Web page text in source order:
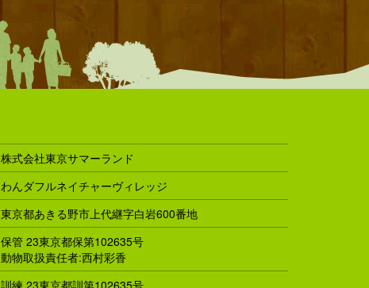
株式会社東京サマーランド
わんダフルネイチャーヴィレッジ
東京都あきる野市上代継字白岩600番地
保管 23東京都保第102635号
動物取扱責任者:西村彩香
訓練 23東京都訓第102635号